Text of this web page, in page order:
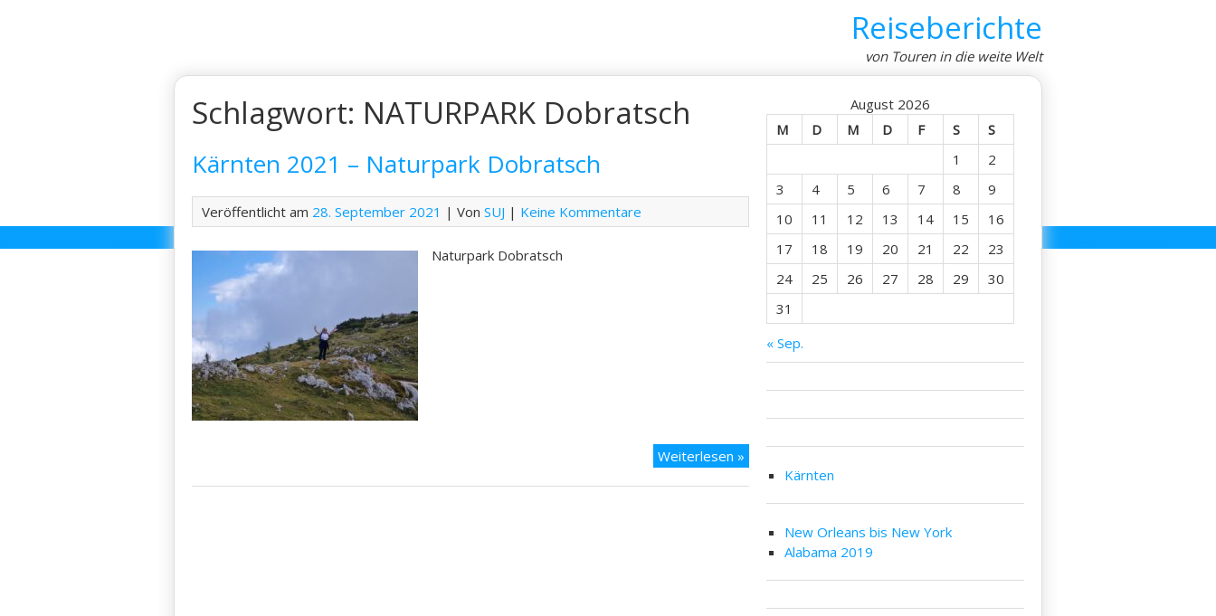
Reiseberichte
von Touren in die weite Welt
Schlagwort: NATURPARK Dobratsch
Kärnten 2021 – Naturpark Dobratsch
Veröffentlicht am 28. September 2021 | VonSUJ | Keine Kommentare
Naturpark Dobratsch
Weiterlesen »
2021
Dobratsch
August 2026
M
D M D F S
S
1
2
3
4 5 6 7 8
9
10
11 12 13 14 15
16
17
18 19 20 21 22
23
24
25 26 27 28 29
30
31
« Sep.
Kärnten
New Orleans bis New York
Alabama 2019